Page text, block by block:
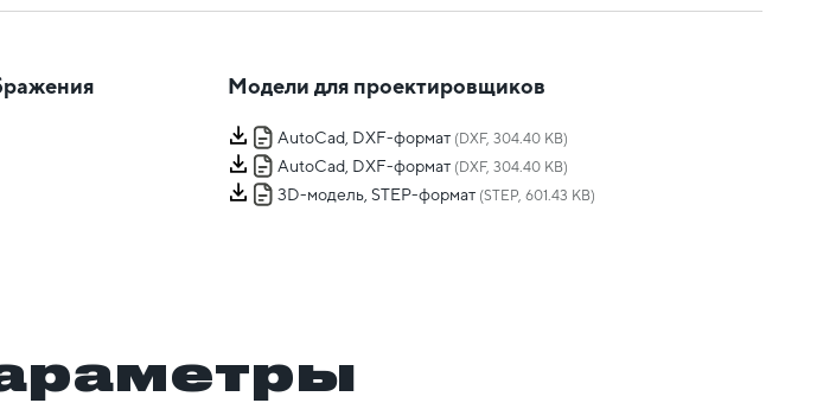
Модели для проектировщиков
AutoCad, DXF-формат (DXF, 304.40 KB)
AutoCad, DXF-формат (DXF, 304.40 KB)
3D-модель, STEP-формат (STEP, 601.43 KB)